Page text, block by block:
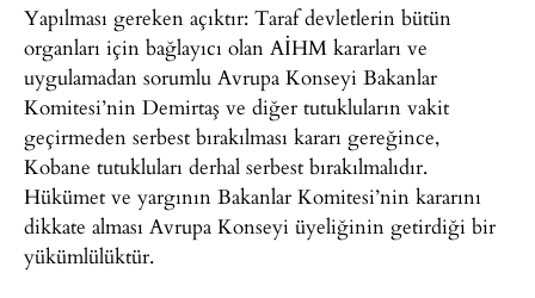
Yapılması gereken açıktır: Taraf devletlerin bütün
organları için bağlayıcı olan AİHM kararları ve
uygulamadan sorumlu Avrupa Konseyi Bakanlar
Komitesi’nin Demirtaş ve diğer tutukluların vakit
geçirmeden serbest bırakılması kararı gereğince,
Kobane tutukluları derhal serbest bırakılmalıdır.
Hükümet ve yargının Bakanlar Komitesi’nin kararını
dikkate alması Avrupa Konseyi üyeliğinin getirdiği bir
yükümlülüktür.